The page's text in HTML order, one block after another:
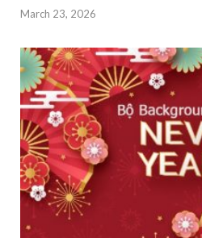
March 23, 2026